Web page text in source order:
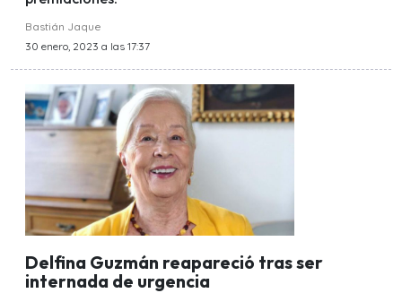
Bastián Jaque
30 enero, 2023 a las 17:37
Delfina Guzmán reapareció tras ser
internada de urgencia